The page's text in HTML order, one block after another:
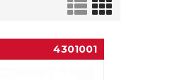
4301001